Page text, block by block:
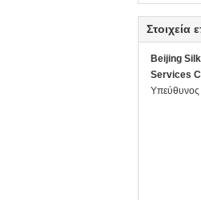
Στοιχεία
Beijing
Services
Υπεύθυνος